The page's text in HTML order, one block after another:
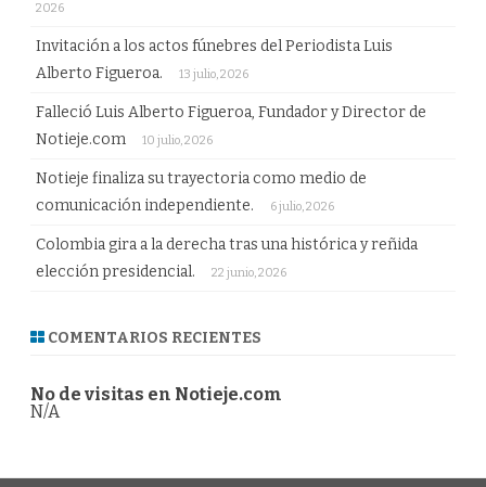
2026
Invitación a los actos fúnebres del Periodista Luis
Alberto Figueroa.
13 julio, 2026
Falleció Luis Alberto Figueroa, Fundador y Director de
Notieje.com
10 julio, 2026
Notieje finaliza su trayectoria como medio de
comunicación independiente.
6 julio, 2026
Colombia gira a la derecha tras una histórica y reñida
elección presidencial.
22 junio, 2026
COMENTARIOS RECIENTES
No de visitas en Notieje.com
N/A